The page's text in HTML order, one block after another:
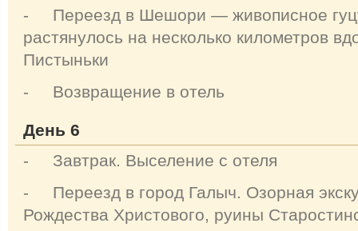
- Переезд в Шешори — живописное
растянулось на несколько километров
Пистыньки
- Возвращение в отель
День 6
- Завтрак. Выселение с отеля
- Переезд в город Галыч. Озорная
Рождества Христового, руины